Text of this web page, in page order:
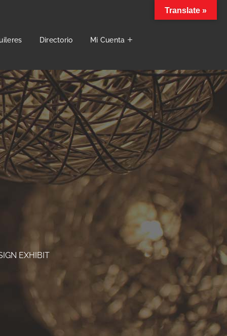
Directorio Mi Cuenta
EXHIBIT
Translate »